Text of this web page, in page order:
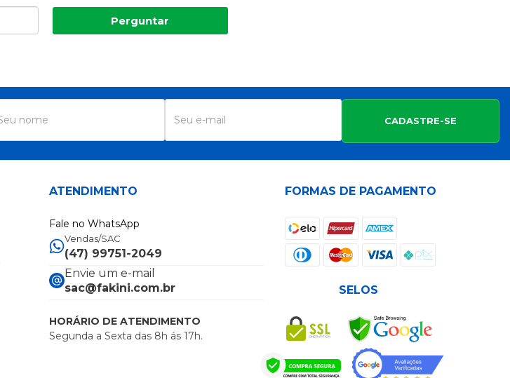
Perguntar
CADASTRE-SE
ATENDIMENTO
Fale no WhatsApp
Vendas/SAC
(47) 99751-2049
Envie um e-mail
sac@fakini.com.br
HORÁRIO DE ATENDIMENTO
Segunda a Sexta das 8h ás 17h.
FORMAS DE PAGAMENTO
SELOS